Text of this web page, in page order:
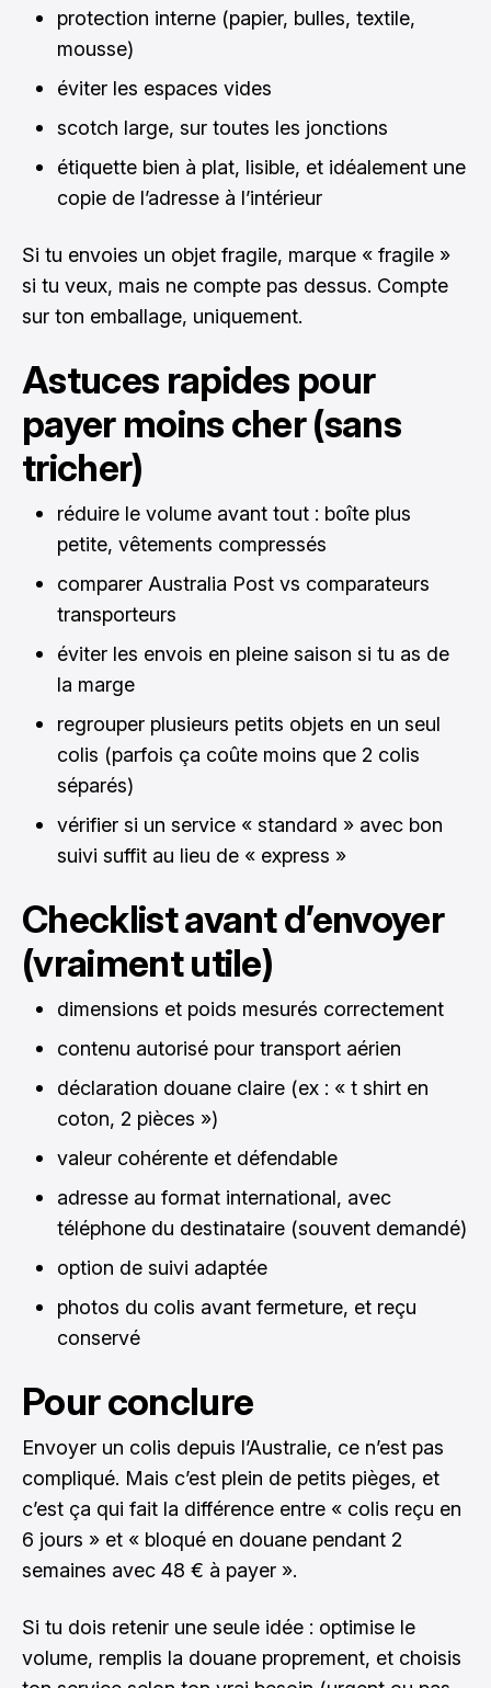
protection interne (papier, bulles, textile,
mousse)
éviter les espaces vides
scotch large, sur toutes les jonctions
étiquette bien à plat, lisible, et idéalement une
copie de l’adresse à l’intérieur
Si tu envoies un objet fragile, marque « fragile »
si tu veux, mais ne compte pas dessus. Compte
sur ton emballage, uniquement.
Astuces rapides pour
payer moins cher (sans
tricher)
réduire le volume avant tout : boîte plus
petite, vêtements compressés
comparer Australia Post vs comparateurs
transporteurs
éviter les envois en pleine saison si tu as de
la marge
regrouper plusieurs petits objets en un seul
colis (parfois ça coûte moins que 2 colis
séparés)
vérifier si un service « standard » avec bon
suivi suffit au lieu de « express »
Checklist avant d’envoyer
(vraiment utile)
dimensions et poids mesurés correctement
contenu autorisé pour transport aérien
déclaration douane claire (ex : « t shirt en
coton, 2 pièces »)
valeur cohérente et défendable
adresse au format international, avec
téléphone du destinataire (souvent demandé)
option de suivi adaptée
photos du colis avant fermeture, et reçu
conservé
Pour conclure
Envoyer un colis depuis l’Australie, ce n’est pas
compliqué. Mais c’est plein de petits pièges, et
c’est ça qui fait la différence entre « colis reçu en
6 jours » et « bloqué en douane pendant 2
semaines avec 48 € à payer ».
Si tu dois retenir une seule idée : optimise le
volume, remplis la douane proprement, et choisis